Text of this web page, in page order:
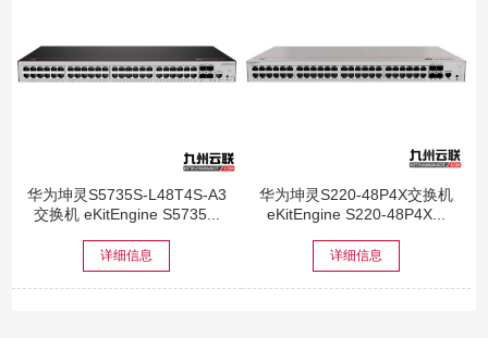
华为坤灵S5735S-L48T4S-A3
交换机 eKitEngine S5735...
详细信息
华为坤灵S220-48P4X交换机
eKitEngine S220-48P4X...
详细信息